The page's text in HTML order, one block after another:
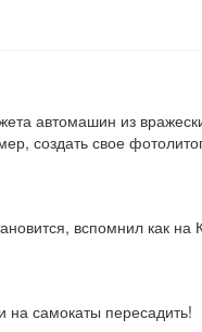
автомашин из
создать свое
вспомнил как на
на самокаты пересадить!